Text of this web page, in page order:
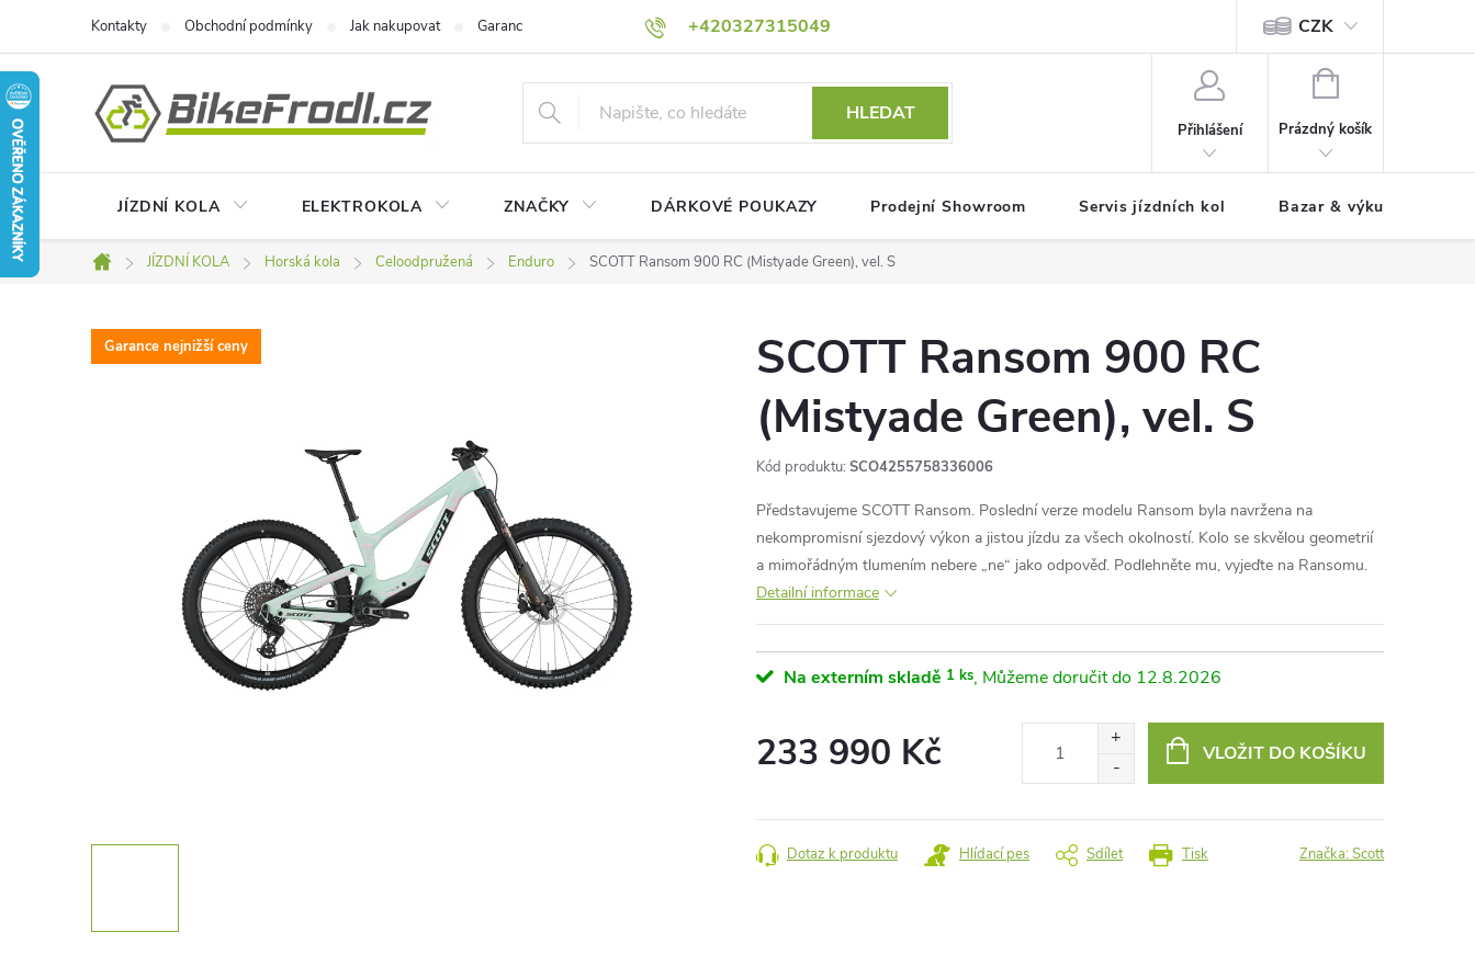
obsah
+420327315049
Kontakty Obchodní podmínky Jak nakupovat Garance nejnižší ceny! Podmínky ochrany osobních údajů CZK
HLEDAT
Přihlášení
NÁKUPNÍ
Prázdný košík
JÍZDNÍ KOLA ELEKTROKOLA ZNAČKY DÁRKOVÉ POUKAZY Prodejní Showroom Servis jízdních kol Bazar & výkup jízdních
Domů
JÍZDNÍ KOLA Horská kola Celoodpružená Enduro SCOTT Ransom 900 RC (Mistyade Green), vel. S
Garance nejnižší ceny
SCOTT Ransom 900 RC
(Mistyade Green), vel. S
Kód produktu: SCO4255758336006
Představujeme SCOTT Ransom. Poslední verze modelu Ransom byla navržena na
nekompromisní sjezdový výkon a jistou jízdu za všech okolností. Kolo se skvělou geometrií
a mimořádným tlumením nebere „ne“ jako odpověď. Podlehněte mu, vyjeďte na Ransomu.
Detailní informace
Na externím skladě 1 ks 12.8.2026
233 990 Kč VLOŽIT DO KOŠÍKU
Tisk
Dotaz k produktu Hlídací pes Sdílet Značka:Scott